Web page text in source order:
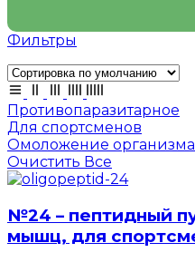
Фильтры
Противопаразитарное
Для спортсменов
Омоложение организма
Очистить Все
№24 – пептидный
мышц, для